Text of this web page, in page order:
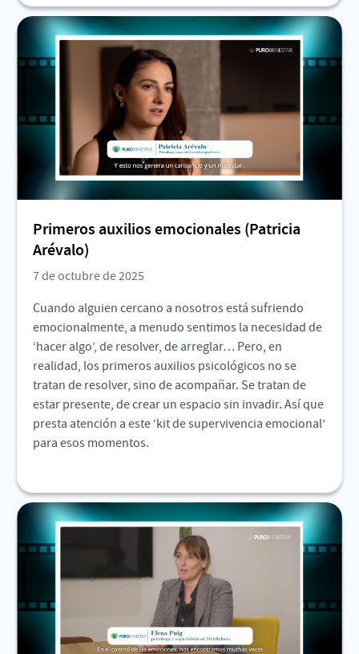
Primeros auxilios emocionales (Patricia
Arévalo)
7 de octubre de 2025
Cuando alguien cercano a nosotros está sufriendo
emocionalmente, a menudo sentimos la necesidad de
‘hacer algo’, de resolver, de arreglar… Pero, en
realidad, los primeros auxilios psicológicos no se
tratan de resolver, sino de acompañar. Se tratan de
estar presente, de crear un espacio sin invadir. Así que
presta atención a este ‘kit de supervivencia emocional’
para esos momentos.